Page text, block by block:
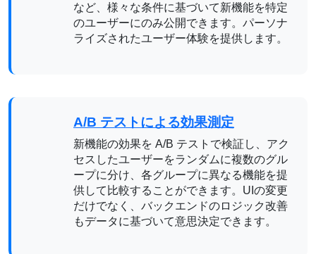
など、様々な条件に基づいて新機能を特定
のユーザーにのみ公開できます。パーソナ
ライズされたユーザー体験を提供します。
A/B テストによる効果測定
新機能の効果を A/B テストで検証し、アク
セスしたユーザーをランダムに複数のグル
ープに分け、各グループに異なる機能を提
供して比較することができます。UIの変更
だけでなく、バックエンドのロジック改善
もデータに基づいて意思決定できます。